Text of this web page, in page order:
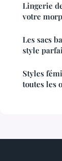
Lingerie
votre
Les sacs
style
Styles
toutes les